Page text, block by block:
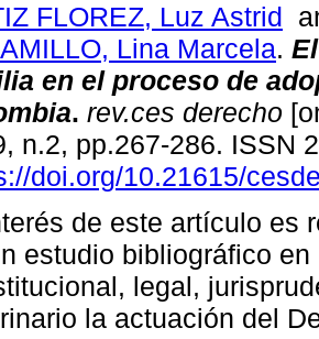
FLOREZ, Luz Astrid
Lina Marcela.
en el proceso de
. rev.ces derecho
n.2, pp.267-286. ISSN
doi.org/10.21615/
de este artículo es
estudio bibliográfico en
legal,
la actuación del